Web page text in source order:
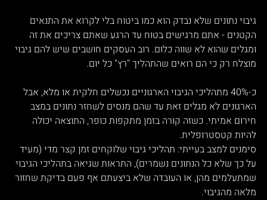
גיבוי נתונים שלא נבדק הוא כמו ביטוח בלי לקרוא את התנאים
הקטנים - אתם מרגישים בטוח עד הרגע שאתם צריכים את זה
ומגלים שהוא לא שווה כלום. רוב העסקים חושבים שיש להם גיבוי
מוצלח רק כי הם רואים שהתהליך "רץ" כל יום.
כ-40% מתהליכי הגיבוי הארגוניים נכשלים חלקית או מלא, אבל
הארגונים לא מגלים זאת עד שהם מנסים לשחזר נתונים במצב
חירום אמיתי. כשזה קורה בזמן מתקפות כופר, התוצאה יכולה
להיות קטסטרופלית.
סימנים למצב בעייתי: תהליכי גיבוי שלוקחים זמן קצר מדי (מעיד
על כך שלא כל הנתונים נשמרים), התראות שגיאה בתהליכי הגיבוי
שמתעלמים מהן, או העובדה שלא ביצעתם אף פעם בדיקת שחזור
מלאה מהגיבוי.